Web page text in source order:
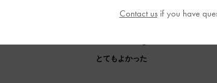
とてもよかった
Contact usif you have